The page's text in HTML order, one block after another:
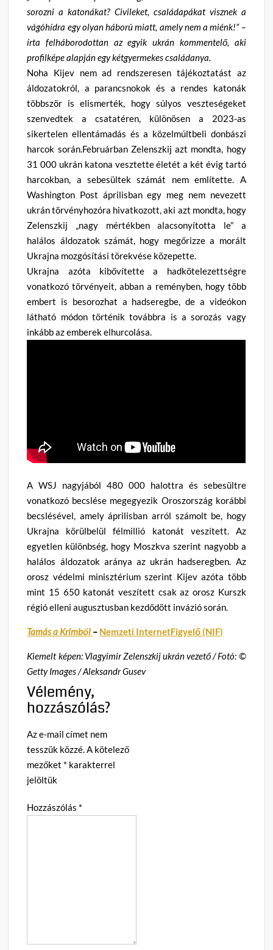
sorozni a katonákat? Civileket, családapákat visznek a
vágóhídra egy olyan háború miatt, amely nem a miénk!” –
írta felháborodottan az egyik ukrán kommentelő, aki
profilképe alapján egy kétgyermekes családanya.
Noha Kijev nem ad rendszeresen tájékoztatást az
áldozatokról, a parancsnokok és a rendes katonák
többször is elismerték, hogy súlyos veszteségeket
szenvedtek a csatatéren, különösen a 2023-as
sikertelen ellentámadás és a közelmúltbeli donbászi
harcok során.Februárban Zelenszkij azt mondta, hogy
31 000 ukrán katona vesztette életét a két évig tartó
harcokban, a sebesültek számát nem említette. A
Washington Post áprilisban egy meg nem nevezett
ukrán törvényhozóra hivatkozott, aki azt mondta, hogy
Zelenszkij „nagy mértékben alacsonyította le” a
halálos áldozatok számát, hogy megőrizze a morált
Ukrajna mozgósítási törekvése közepette.
Ukrajna azóta kibővítette a hadkötelezettségre
vonatkozó törvényeit, abban a reményben, hogy több
embert is besorozhat a hadseregbe, de a videókon
látható módon történik továbbra is a sorozás vagy
inkább az emberek elhurcolása.
A WSJ nagyjából 480 000 halottra és sebesültre
vonatkozó becslése megegyezik Oroszország korábbi
becslésével, amely áprilisban arról számolt be, hogy
Ukrajna körülbelül félmillió katonát veszített. Az
egyetlen különbség, hogy Moszkva szerint nagyobb a
halálos áldozatok aránya az ukrán hadseregben. Az
orosz védelmi minisztérium szerint Kijev azóta több
mint 15 650 katonát veszített csak az orosz Kurszk
régió elleni augusztusban kezdődött invázió során.
Tamás a Krímből – Nemzeti InternetFigyelő (NIF)
Kiemelt képen: Vlagyimir Zelenszkij ukrán vezető / Fotó: ©
Getty Images / Aleksandr Gusev
Vélemény,
hozzászólás?
Az e-mail címet nem
tesszük közzé.A kötelező
mezőket * karakterrel
jelöltük
Hozzászólás *